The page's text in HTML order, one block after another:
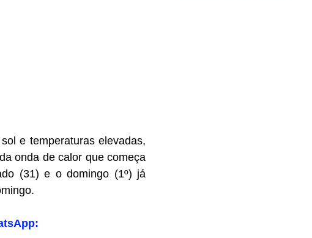
e temperaturas elevadas,
onda de calor que começa
(31) e o domingo (1º) já